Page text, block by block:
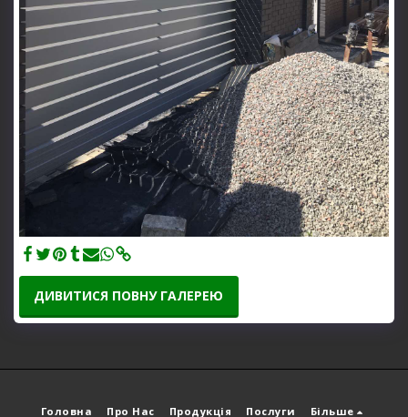
ДИВИТИСЯ ПОВНУ ГАЛЕРЕЮ
Головна Про Нас Продукція Послуги Більше